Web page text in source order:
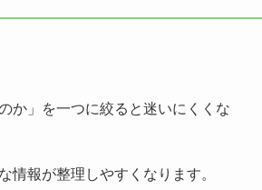
か」を一つに絞ると迷いにくくな
情報が整理しやすくなります。